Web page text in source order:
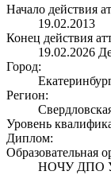
Начало действия
19.02.2013
Конец действия
19.02.2026
Город:
Регион:
Уровень
Диплом:
Образовательная
НОЧУ ДПО